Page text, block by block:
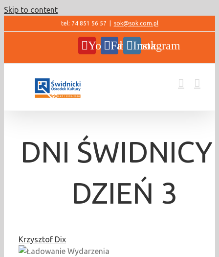
Skip to content
tel: 74 851 56 57 sok@sok.com.pl
YouTubeFacebookInstagram
DNI
DZIEŃ 3
Krzysztof Dix